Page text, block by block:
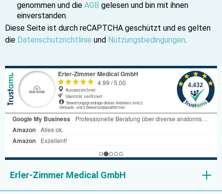
genommen und die AGB gelesen und bin mit ihnen
einverstanden.
Diese Seite ist durch reCAPTCHA geschützt und es gelten
die Datenschutzrichtlinie und Nutzungsbedingungen.
Erler-Zimmer Medical GmbH